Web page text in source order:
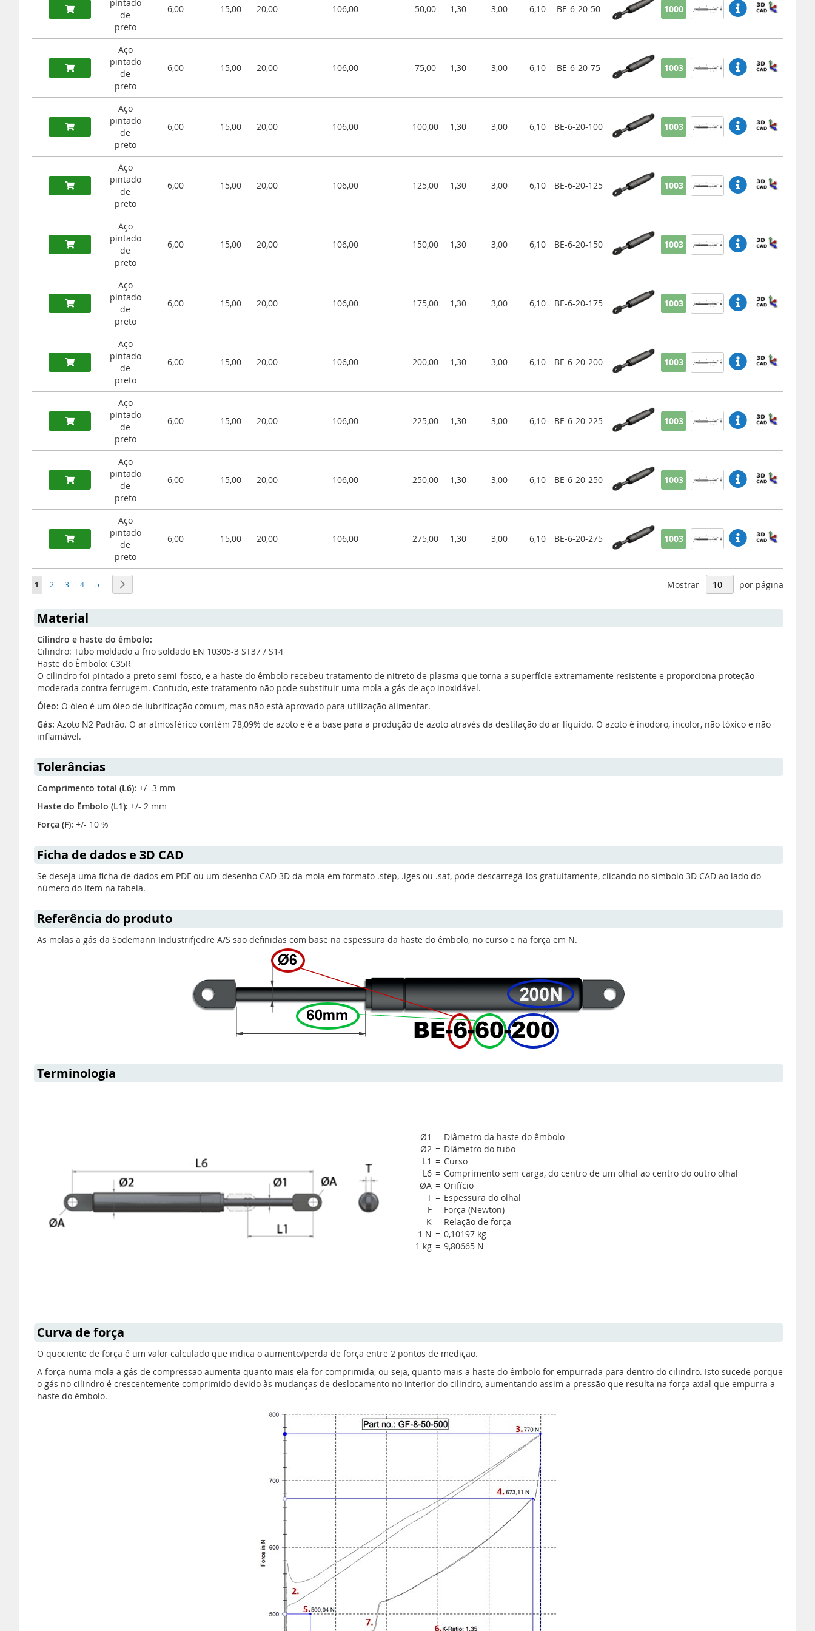
pintado
de
preto
6,00 15,00 20,00 106,00 50,00 1,30 3,00 6,10 BE-6-20-50 1000
Aço
pintado
de
preto
6,00 15,00 20,00 106,00 75,00 1,30 3,00 6,10 BE-6-20-75 1003
Aço
pintado
de
preto
6,00 15,00 20,00 106,00 100,00 1,30 3,00 6,10 BE-6-20-100 1003
Aço
pintado
de
preto
6,00 15,00 20,00 106,00 125,00 1,30 3,00 6,10 BE-6-20-125 1003
Aço
pintado
de
preto
6,00 15,00 20,00 106,00 150,00 1,30 3,00 6,10 BE-6-20-150 1003
Aço
pintado
de
preto
6,00 15,00 20,00 106,00 175,00 1,30 3,00 6,10 BE-6-20-175 1003
Aço
pintado
de
preto
6,00 15,00 20,00 106,00 200,00 1,30 3,00 6,10 BE-6-20-200 1003
Aço
pintado
de
preto
6,00 15,00 20,00 106,00 225,00 1,30 3,00 6,10 BE-6-20-225 1003
Aço
pintado
de
preto
6,00 15,00 20,00 106,00 250,00 1,30 3,00 6,10 BE-6-20-250 1003
Aço
pintado
de
preto
6,00 15,00 20,00 106,00 275,00 1,30 3,00 6,10 BE-6-20-275 1003
Página
Está de momento a ler a página
1 Página
2 Página
3 Página
4 Página
5 Mostrar por página
Material
Cilindro e haste do êmbolo:
Cilindro: Tubo moldado a frio soldado EN 10305-3 ST37 / S14
Haste do Êmbolo: C35R
O cilindro foi pintado a preto semi-fosco, e a haste do êmbolo recebeu tratamento de nitreto de plasma que torna a superfície extremamente resistente e proporciona proteção
moderada contra ferrugem. Contudo, este tratamento não pode substituir uma mola a gás de aço inoxidável.
Óleo: O óleo é um óleo de lubrificação comum, mas não está aprovado para utilização alimentar.
Gás: Azoto N2 Padrão. O ar atmosférico contém 78,09% de azoto e é a base para a produção de azoto através da destilação do ar líquido. O azoto é inodoro, incolor, não tóxico e não
inflamável.
Tolerâncias
Comprimento total (L6): +/- 3 mm
Haste do Êmbolo (L1): +/- 2 mm
Força (F): +/- 10 %
Ficha de dados e 3D CAD
Se deseja uma ficha de dados em PDF ou um desenho CAD 3D da mola em formato .step, .iges ou .sat, pode descarregá-los gratuitamente, clicando no símbolo 3D CAD ao lado do
número do item na tabela.
Referência do produto
As molas a gás da Sodemann Industrifjedre A/S são definidas com base na espessura da haste do êmbolo, no curso e na força em N.
Terminologia
Ø1 = Diâmetro da haste do êmbolo
Ø2 = Diâmetro do tubo
L1 = Curso
L6 = Comprimento sem carga, do centro de um olhal ao centro do outro olhal
ØA = Orifício
T = Espessura do olhal
F = Força (Newton)
K = Relação de força
1 N = 0,10197 kg
1 kg = 9,80665 N
Curva de força
O quociente de força é um valor calculado que indica o aumento/perda de força entre 2 pontos de medição.
A força numa mola a gás de compressão aumenta quanto mais ela for comprimida, ou seja, quanto mais a haste do êmbolo for empurrada para dentro do cilindro. Isto sucede porque
o gás no cilindro é crescentemente comprimido devido às mudanças de deslocamento no interior do cilindro, aumentando assim a pressão que resulta na força axial que empurra a
haste do êmbolo.